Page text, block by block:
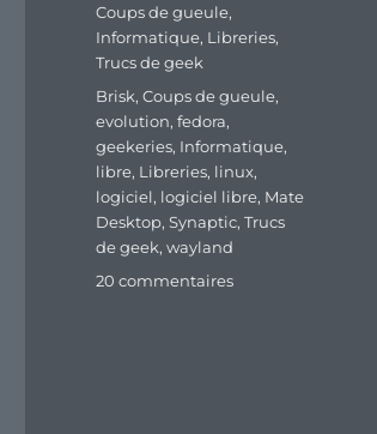
Catégories
Coups de gueule,
Informatique, Libreries,
Trucs de geek
Étiquettes
Brisk,Coups de gueule,
evolution,fedora,
geekeries, Informatique,
libre, Libreries, linux,
logiciel, logiciel libre, Mate
Desktop,Synaptic,Trucs
de geek,wayland
20 commentairessur